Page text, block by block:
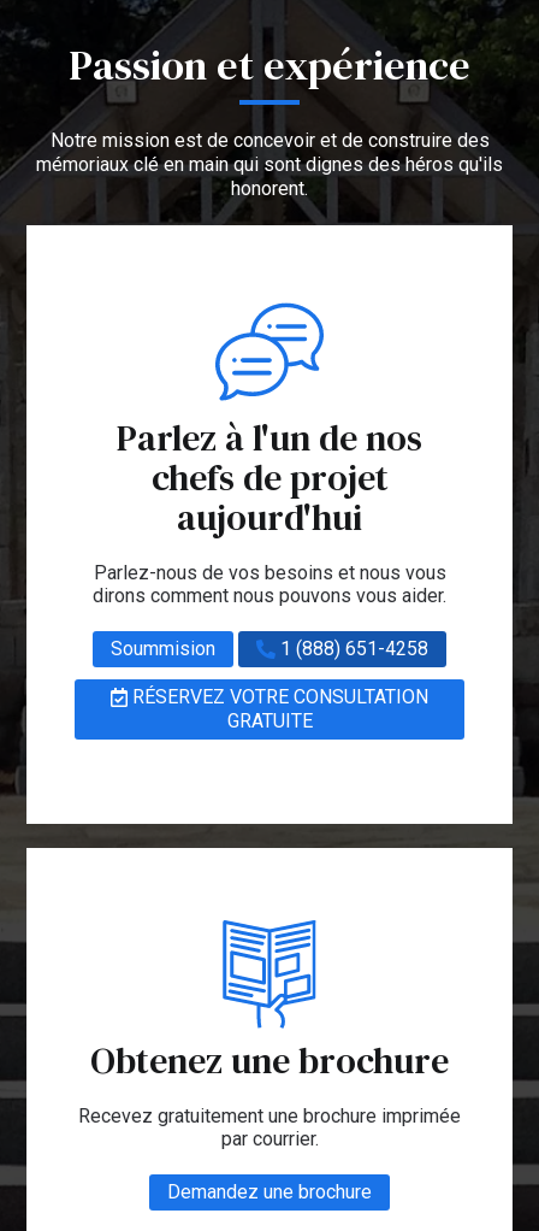
Passion et expérience
Notre mission est de concevoir et de construire des
mémoriaux clé en main qui sont dignes des héros qu'ils
honorent.
Parlez à l'un de nos
chefs de projet
aujourd'hui
Parlez-nous de vos besoins et nous vous
dirons comment nous pouvons vous aider.
Soummision 1 (888) 651-4258
RÉSERVEZ VOTRE CONSULTATION
GRATUITE
Obtenez une brochure
Recevez gratuitement une brochure imprimée
par courrier.
Demandez une brochure